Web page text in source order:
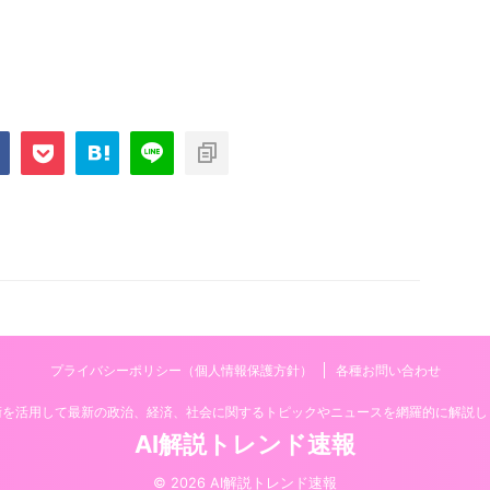
プライバシーポリシー（個人情報保護方針） 各種お問い合わせ
活用して最新の政治、経済、社会に関するトピックやニュースを網羅的に解説
AI解説トレンド速報
© 2026 AI解説トレンド速報